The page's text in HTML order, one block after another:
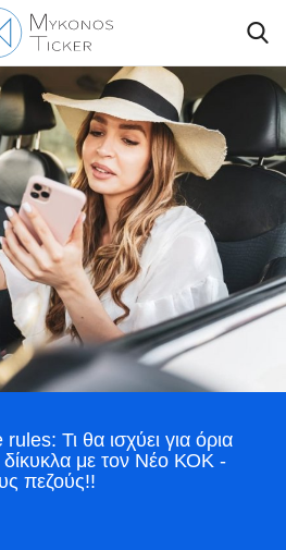
Τι θα ισχύει για όρια
δίκυκλα με τον Νέο ΚΟΚ -
πεζούς!!